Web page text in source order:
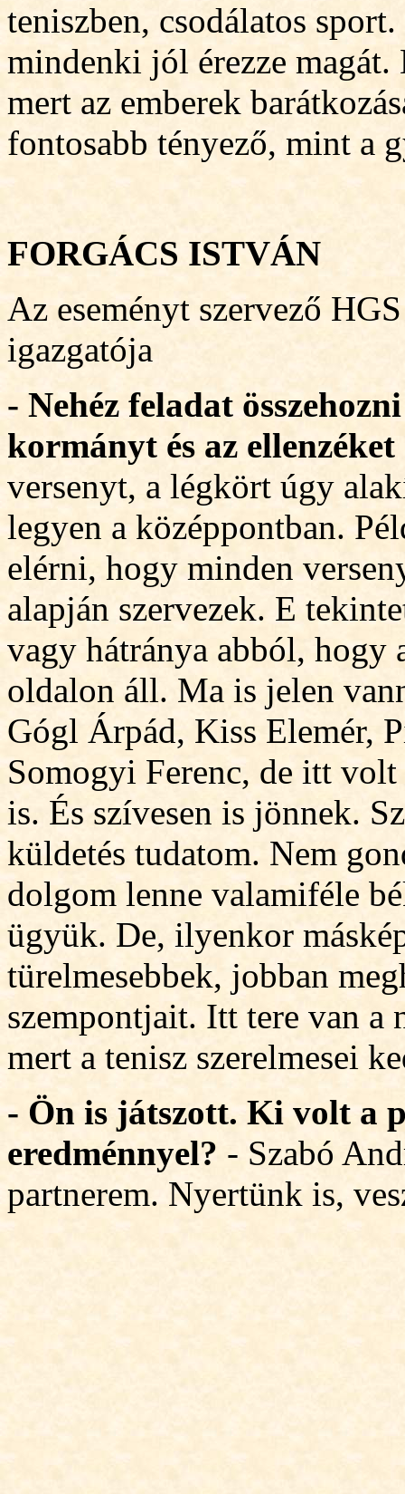
teniszben, csodálatos
mindenki jól érezze magát.
mert az emberek
fontosabb tényező, mint a
FORGÁCS ISTVÁN
Az eseményt szervező
igazgatója
- Nehéz feladat
kormányt és az
versenyt, a légkört úgy
legyen a középpontban.
elérni, hogy minden
alapján szervezek. E
vagy hátránya abból, hogy
oldalon áll. Ma is jelen
Gógl Árpád, Kiss Elemér,
Somogyi Ferenc, de itt
is. És szívesen is jönnek.
küldetés tudatom. Nem
dolgom lenne valamiféle
ügyük. De, ilyenkor
türelmesebbek, jobban
szempontjait. Itt tere van a
mert a tenisz szerelmesei
- Ön is játszott. Ki volt a
eredménnyel? - Szabó
partnerem. Nyertünk is,